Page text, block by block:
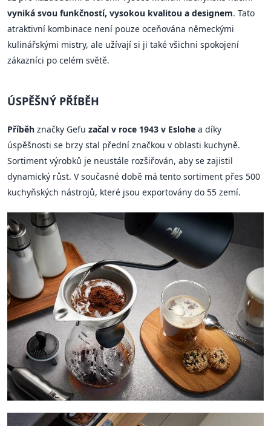
vyniká svou funkčností, vysokou kvalitou a designem. Tato
atraktivní kombinace není pouze oceňována německými
kulinářskými mistry, ale užívají si ji také všichni spokojení
zákazníci po celém světě.
ÚSPĚŠNÝ PŘÍBĚH
Příběh značky Gefu začal v roce 1943 v Eslohe a díky
úspěšnosti se brzy stal přední značkou v oblasti kuchyně.
Sortiment výrobků je neustále rozšiřován, aby se zajistil
dynamický růst. V současné době má tento sortiment přes 500
kuchyňských nástrojů, které jsou exportovány do 55 zemí.